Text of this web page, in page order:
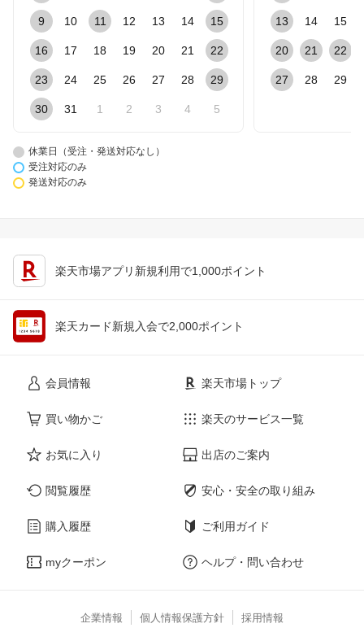
9 10 11 12 13 14 15
16 17 18 19 20 21 22
23 24 25 26 27 28 29
30 31 1 2 3 4 5
13 14 15
20 21 22
27 28 29
休業日（受注・発送対応なし）
受注対応のみ
発送対応のみ
楽天市場アプリ新規利用で1,000ポイント
楽天カード新規入会で2,000ポイント
会員情報
買い物かご
お気に入り
閲覧履歴
購入履歴
myクーポン
楽天市場トップ
楽天のサービス一覧
出店のご案内
安心・安全の取り組み
ご利用ガイド
ヘルプ・問い合わせ
企業情報 個人情報保護方針 採用情報